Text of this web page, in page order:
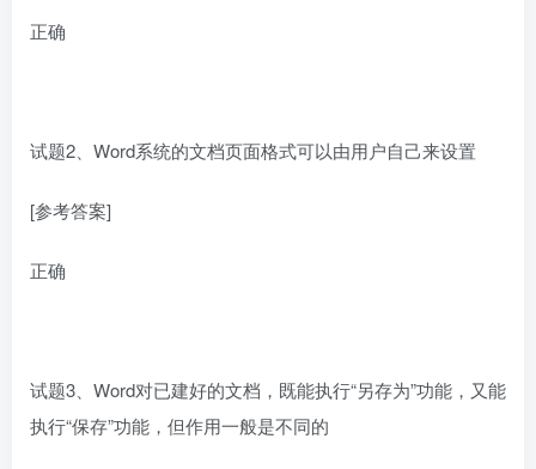
正确
试题2、Word系统的文档页面格式可以由用户自己来设置
[参考答案]
正确
试题3、Word对已建好的文档，既能执行“另存为”功能，又能
执行“保存”功能，但作用一般是不同的